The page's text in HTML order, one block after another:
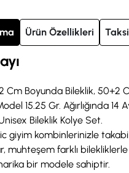
Ürün Özellikleri
Cm Boyunda Bileklik, 50+2
15.25 Gr. Ağırlığında 14
Bileklik Kolye Set.
giyim kombinlerinizle
muhteşem farklı
bir modele sahiptir.